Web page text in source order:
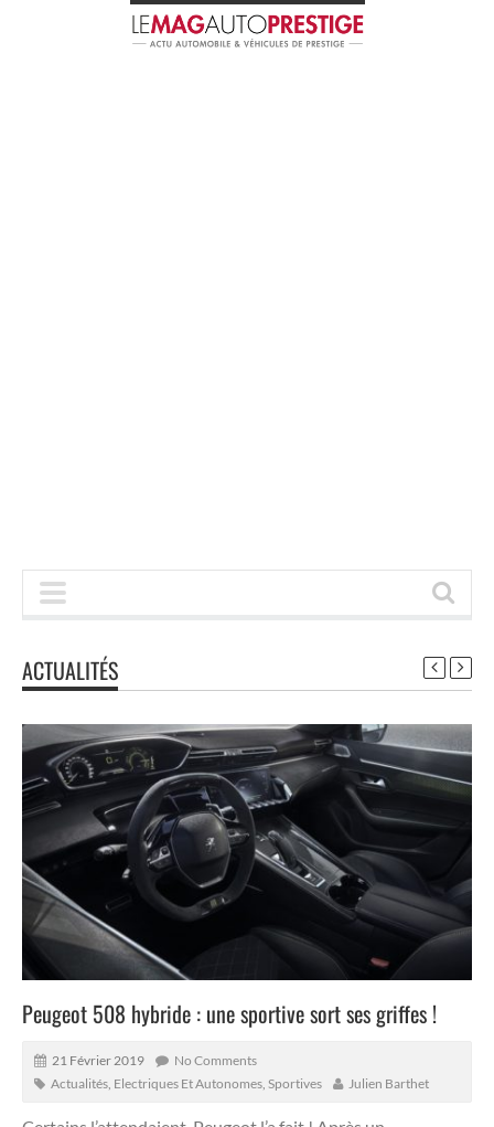
ACTUALITÉS
Peugeot 508 hybride : une sportive sort ses griffes !
21 Février 2019
No Comments
Actualités, Electriques Et Autonomes, Sportives Julien Barthet